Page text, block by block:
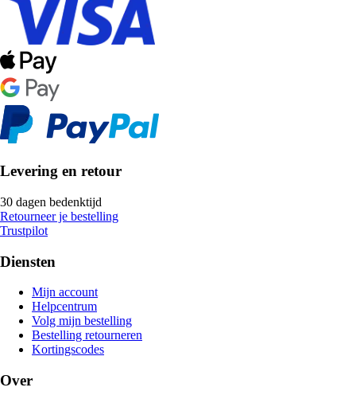
Levering en retour
30 dagen bedenktijd
Retourneer je bestelling
Trustpilot
Diensten
Mijn account
Helpcentrum
Volg mijn bestelling
Bestelling retourneren
Kortingscodes
Over